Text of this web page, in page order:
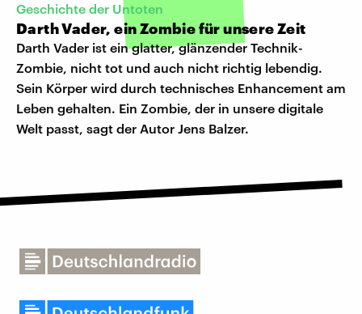
Geschichte der Untoten
Darth Vader, ein Zombie für unsere Zeit
Darth Vader ist ein glatter, glänzender Technik-
Zombie, nicht tot und auch nicht richtig lebendig.
Sein Körper wird durch technisches Enhancement am
Leben gehalten. Ein Zombie, der in unsere digitale
Welt passt, sagt der Autor Jens Balzer.